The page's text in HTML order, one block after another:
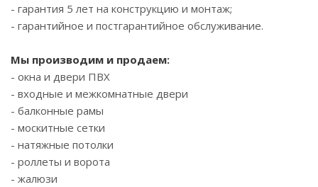
- гарантия 5 лет на конструкцию и монтаж;
- гарантийное и постгарантийное обслуживание.
Мы производим и продаем:
- окна и двери ПВХ
- входные и межкомнатные двери
- балконные рамы
- москитные сетки
- натяжные потолки
- роллеты и ворота
- жалюзи